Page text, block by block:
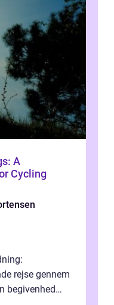
A
Cycling
rejse gennem
begivenhed